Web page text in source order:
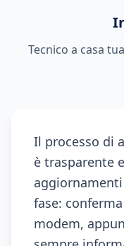
Tecnico a casa
Il processo di
è trasparente
fase:
modem,